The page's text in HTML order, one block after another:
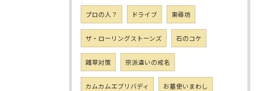
プロの人？ ドライブ 東尋坊
ザ・ローリングストーンズ 石のコケ
雑草対策 宗派違いの戒名
カムカムエブリバディ お墓使いまわし